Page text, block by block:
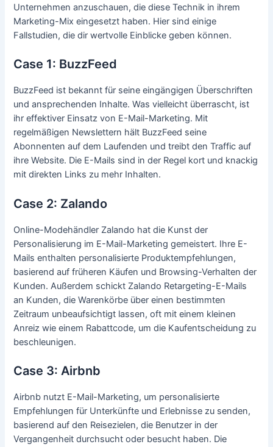
Unternehmen anzuschauen, die diese Technik in ihrem
Marketing-Mix eingesetzt haben. Hier sind einige
Fallstudien, die dir wertvolle Einblicke geben können.
Case 1: BuzzFeed
BuzzFeed ist bekannt für seine eingängigen Überschriften
und ansprechenden Inhalte. Was vielleicht überrascht, ist
ihr effektiver Einsatz von E-Mail-Marketing. Mit
regelmäßigen Newslettern hält BuzzFeed seine
Abonnenten auf dem Laufenden und treibt den Traffic auf
ihre Website. Die E-Mails sind in der Regel kort und knackig
mit direkten Links zu mehr Inhalten.
Case 2: Zalando
Online-Modehändler Zalando hat die Kunst der
Personalisierung im E-Mail-Marketing gemeistert. Ihre E-
Mails enthalten personalisierte Produktempfehlungen,
basierend auf früheren Käufen und Browsing-Verhalten der
Kunden. Außerdem schickt Zalando Retargeting-E-Mails
an Kunden, die Warenkörbe über einen bestimmten
Zeitraum unbeaufsichtigt lassen, oft mit einem kleinen
Anreiz wie einem Rabattcode, um die Kaufentscheidung zu
beschleunigen.
Case 3: Airbnb
Airbnb nutzt E-Mail-Marketing, um personalisierte
Empfehlungen für Unterkünfte und Erlebnisse zu senden,
basierend auf den Reisezielen, die Benutzer in der
Vergangenheit durchsucht oder besucht haben. Die